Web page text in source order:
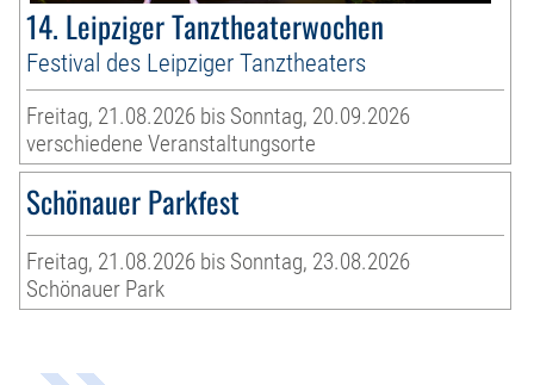
14. Leipziger Tanztheaterwochen
Festival des Leipziger Tanztheaters
Freitag, 21.08.2026 bis Sonntag, 20.09.2026
verschiedene Veranstaltungsorte
Schönauer Parkfest
Freitag, 21.08.2026 bis Sonntag, 23.08.2026
Schönauer Park